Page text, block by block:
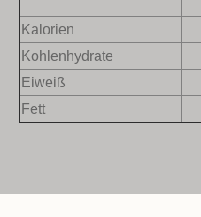
Kalorien
Kohlenhydrate
Eiweiß
Fett